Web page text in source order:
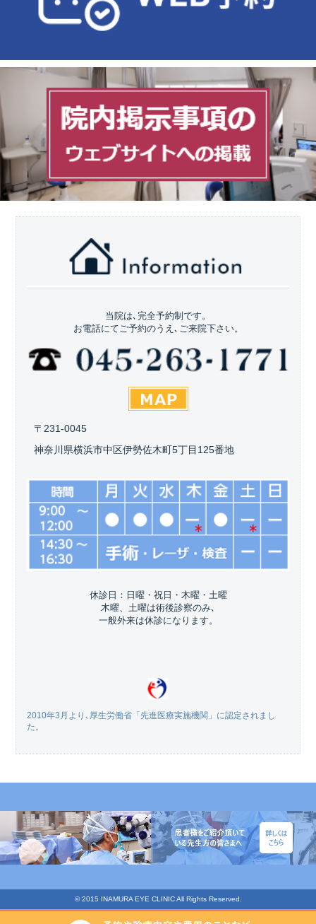
当院は､完全予約制です。
お電話にてご予約のうえ､ご来院下さい。
〒231-0045
神奈川県横浜市中区伊勢佐木町5丁目125番地
休診日：日曜・祝日・木曜・土曜
木曜、土曜は術後診察のみ､
一般外来は休診になります。
2010年3月より､厚生労働省「先進医療実施機関」に認定されまし
た。
© 2015 INAMURA EYE CLINIC All Rights Reserved.